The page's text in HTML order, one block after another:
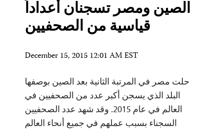
الصين ومصر تسجنان أعداداً
قياسية من الصحفيين
December 15, 2015 12:01 AM EST
حلت مصر في المرتبة الثانية بعد الصين بوصفها
البلد الذي يسجن أكبر عدد من الصحفيين في
العالم في عام 2015. وقد شهد عدد الصحفيين
السجناء بسبب عملهم في جميع أنحاء العالم